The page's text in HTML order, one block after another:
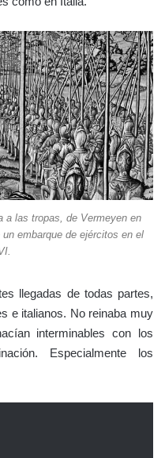
a las tropas, de Vermeyen en
embarque de ejércitos en el
llegadas de todas partes,
e italianos. No reinaba muy
interminables con los
Especialmente los